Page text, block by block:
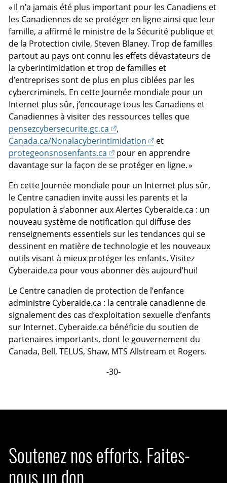
« Il n’a jamais été plus important pour les Canadiens et
les Canadiennes de se protéger en ligne ainsi que leur
famille, a affirmé le ministre de la Sécurité publique et
de la Protection civile, Steven Blaney. Trop de familles
partout au pays ont connu les effets dévastateurs de
la cyberintimidation et trop de familles et
d’entreprises sont de plus en plus ciblées par les
cybercriminels. En cette Journée mondiale pour un
Internet plus sûr, j’encourage tous les Canadiens et
Canadiennes à visiter des ressources telles que
pensezcybersecurite.gc.ca
,
Canada.ca/Nonalacyberintimidation
et
protegeonsnosenfants.ca
pour en apprendre
davantage sur la façon de se protéger en ligne. »
En cette Journée mondiale pour un Internet plus sûr,
le Centre canadien invite aussi les parents et la
population à s’abonner aux Alertes Cyberaide.ca : un
nouveau système de notification qui diffuse des
renseignements essentiels sur les tendances qui se
dessinent en matière de technologie et les nouveaux
outils visant à mieux protéger les enfants. Visitez
Cyberaide.ca pour vous abonner dès aujourd’hui!
Le Centre canadien de protection de l’enfance
administre Cyberaide.ca : la centrale canadienne de
signalement des cas d’exploitation sexuelle d’enfants
sur Internet. Cyberaide.ca bénéficie du soutien de
partenaires importants, dont le gouvernement du
Canada, Bell, TELUS, Shaw, MTS Allstream et Rogers.
-30-
Soutenez nos efforts. Faites-
nous un don.